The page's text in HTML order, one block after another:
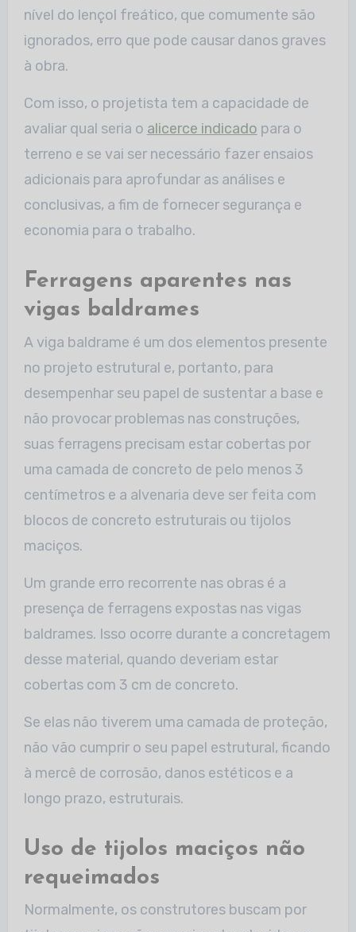
nível do lençol freático, que comumente são
ignorados, erro que pode causar danos graves
à obra.
Com isso, o projetista tem a capacidade de
avaliar qual seria o alicerce indicado para o
terreno e se vai ser necessário fazer ensaios
adicionais para aprofundar as análises e
conclusivas, a fim de fornecer segurança e
economia para o trabalho.
Ferragens aparentes nas
vigas baldrames
A viga baldrame é um dos elementos presente
no projeto estrutural e, portanto, para
desempenhar seu papel de sustentar a base e
não provocar problemas nas construções,
suas ferragens precisam estar cobertas por
uma camada de concreto de pelo menos 3
centímetros e a alvenaria deve ser feita com
blocos de concreto estruturais ou tijolos
maciços.
Um grande erro recorrente nas obras é a
presença de ferragens expostas nas vigas
baldrames. Isso ocorre durante a concretagem
desse material, quando deveriam estar
cobertas com 3 cm de concreto.
Se elas não tiverem uma camada de proteção,
não vão cumprir o seu papel estrutural, ficando
à mercê de corrosão, danos estéticos e a
longo prazo, estruturais.
Uso de tijolos maciços não
requeimados
Normalmente, os construtores buscam por